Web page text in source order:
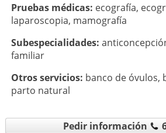
Pruebas médicas: ecografía,
laparoscopia, mamografía
Subespecialidades:
familiar
Otros servicios: banco de óvulos,
parto natural
Pedir información